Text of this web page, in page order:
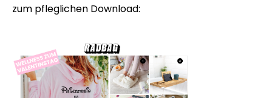
zum pfleglichen Download: